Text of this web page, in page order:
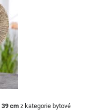
39 cmz kategorie bytové